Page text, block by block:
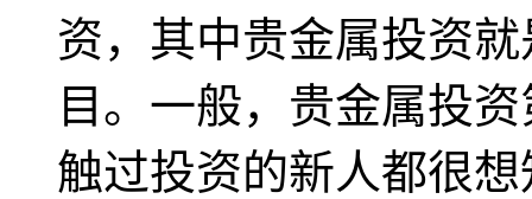
资，其中贵金属投资
目。一般，贵金属投
触过投资的新人都很